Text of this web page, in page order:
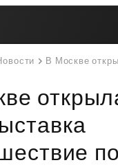
В Москве